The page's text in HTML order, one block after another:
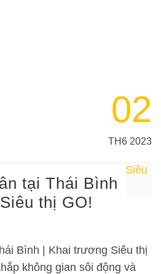
02
TH6 2023
tại Thái Bình
thị GO!
Bình | Khai trương Siêu thị
không gian sôi động và